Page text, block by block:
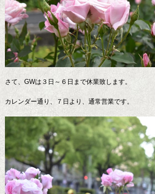
さて、GWは３日～６日まで休業致します。
カレンダー通り、７日より、通常営業です。